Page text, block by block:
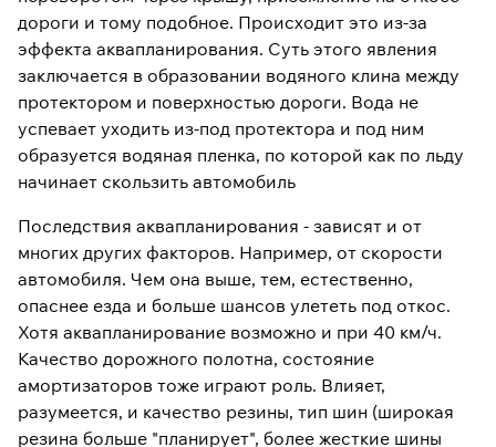
дороги и тому подобное. Происходит это из-за
эффекта аквапланирования. Суть этого явления
заключается в образовании водяного клина между
протектором и поверхностью дороги. Вода не
успевает уходить из-под протектора и под ним
образуется водяная пленка, по которой как по льду
начинает скользить автомобиль
Последствия аквапланирования - зависят и от
многих других факторов. Например, от скорости
автомобиля. Чем она выше, тем, естественно,
опаснее езда и больше шансов улететь под откос.
Хотя аквапланирование возможно и при 40 км/ч.
Качество дорожного полотна, состояние
амортизаторов тоже играют роль. Влияет,
разумеется, и качество резины, тип шин (широкая
резина больше "планирует", более жесткие шины